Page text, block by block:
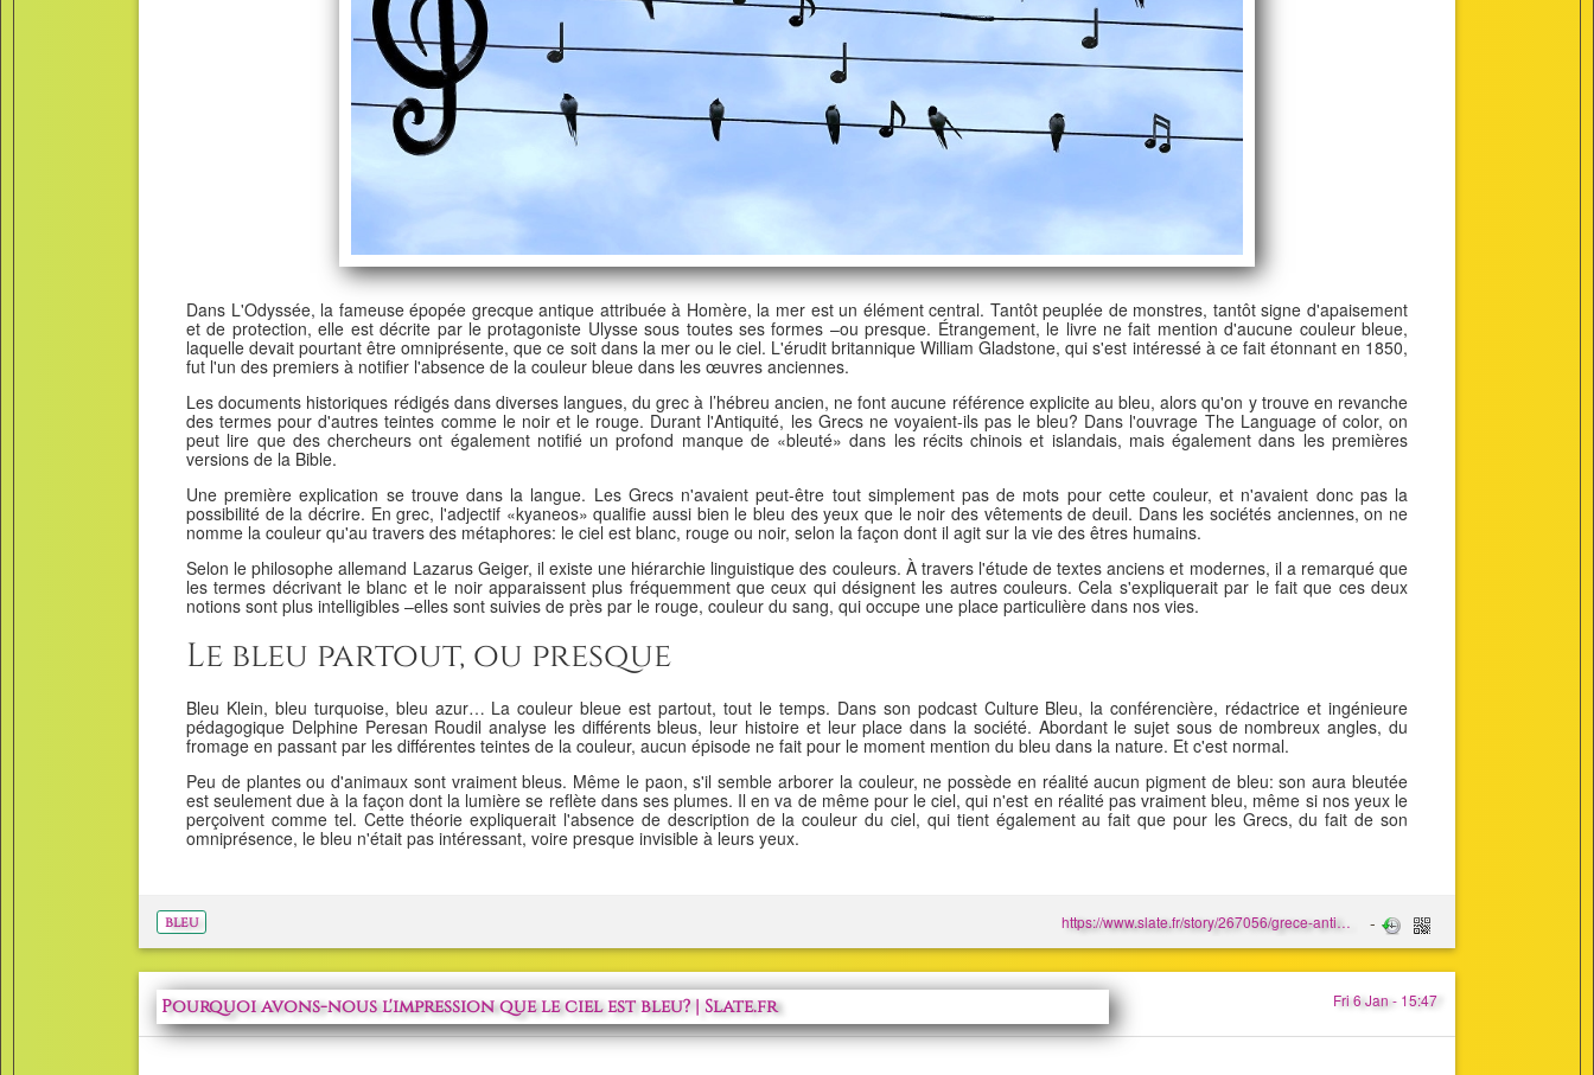
Dans L'Odyssée, la fameuse épopée grecque antique attribuée à Homère, la mer est un élément central. Tantôt peuplée de monstres, tantôt signe d'apaisement
et de protection, elle est décrite par le protagoniste Ulysse sous toutes ses formes –ou presque. Étrangement, le livre ne fait mention d'aucune couleur bleue,
laquelle devait pourtant être omniprésente, que ce soit dans la mer ou le ciel. L'érudit britannique William Gladstone, qui s'est intéressé à ce fait étonnant en 1850,
fut l'un des premiers à notifier l'absence de la couleur bleue dans les œuvres anciennes.
Les documents historiques rédigés dans diverses langues, du grec à l’hébreu ancien, ne font aucune référence explicite au bleu, alors qu'on y trouve en revanche
des termes pour d'autres teintes comme le noir et le rouge. Durant l'Antiquité, les Grecs ne voyaient-ils pas le bleu? Dans l'ouvrage The Language of color, on
peut lire que des chercheurs ont également notifié un profond manque de «bleuté» dans les récits chinois et islandais, mais également dans les premières
versions de la Bible.
Une première explication se trouve dans la langue. Les Grecs n'avaient peut-être tout simplement pas de mots pour cette couleur, et n'avaient donc pas la
possibilité de la décrire. En grec, l'adjectif «kyaneos» qualifie aussi bien le bleu des yeux que le noir des vêtements de deuil. Dans les sociétés anciennes, on ne
nomme la couleur qu'au travers des métaphores: le ciel est blanc, rouge ou noir, selon la façon dont il agit sur la vie des êtres humains.
Selon le philosophe allemand Lazarus Geiger, il existe une hiérarchie linguistique des couleurs. À travers l'étude de textes anciens et modernes, il a remarqué que
les termes décrivant le blanc et le noir apparaissent plus fréquemment que ceux qui désignent les autres couleurs. Cela s'expliquerait par le fait que ces deux
notions sont plus intelligibles –elles sont suivies de près par le rouge, couleur du sang, qui occupe une place particulière dans nos vies.
Le bleu partout, ou presque
Bleu Klein, bleu turquoise, bleu azur… La couleur bleue est partout, tout le temps. Dans son podcast Culture Bleu, la conférencière, rédactrice et ingénieure
pédagogique Delphine Peresan Roudil analyse les différents bleus, leur histoire et leur place dans la société. Abordant le sujet sous de nombreux angles, du
fromage en passant par les différentes teintes de la couleur, aucun épisode ne fait pour le moment mention du bleu dans la nature. Et c'est normal.
Peu de plantes ou d'animaux sont vraiment bleus. Même le paon, s'il semble arborer la couleur, ne possède en réalité aucun pigment de bleu: son aura bleutée
est seulement due à la façon dont la lumière se reflète dans ses plumes. Il en va de même pour le ciel, qui n'est en réalité pas vraiment bleu, même si nos yeux le
perçoivent comme tel. Cette théorie expliquerait l'absence de description de la couleur du ciel, qui tient également au fait que pour les Grecs, du fait de son
omniprésence, le bleu n'était pas intéressant, voire presque invisible à leurs yeux.
bleu https://www.slate.fr/story/267056/grece-antique-couleur-bleue-existence-homere-odyssee-ciel-mer
Pourquoi avons-nous l'impression que le ciel est bleu? | Slate.fr Fri 6 Jan - 15:47